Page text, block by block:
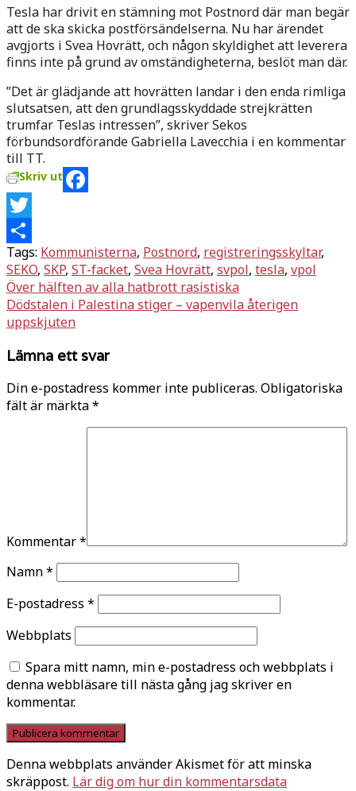
Tesla har drivit en stämning mot Postnord där man begär
att de ska skicka postförsändelserna. Nu har ärendet
avgjorts i Svea Hovrätt, och någon skyldighet att leverera
finns inte på grund av omständigheterna, beslöt man där.
”Det är glädjande att hovrätten landar i den enda rimliga
slutsatsen, att den grundlagsskyddade strejkrätten
trumfar Teslas intressen”, skriver Sekos
förbundsordförande Gabriella Lavecchia i en kommentar
till TT.
Skriv ut
Facebook
Twitter
Dela
Tags: Kommunisterna, Postnord, registreringsskyltar,
SEKO, SKP, ST-facket, Svea Hovrätt, svpol, tesla, vpol
Inläggsnavigering
Över hälften av alla hatbrott rasistiska
Dödstalen i Palestina stiger – vapenvila återigen
uppskjuten
Lämna ett svar
Din e-postadress kommer inte publiceras. Obligatoriska
fält är märkta*
Kommentar*
Namn*
E-postadress *
Webbplats
Spara mitt namn, min e-postadress och webbplats i
denna webbläsare till nästa gång jag skriver en
kommentar.
Denna webbplats använder Akismet för att minska
skräppost. Lär dig om hur din kommentarsdata